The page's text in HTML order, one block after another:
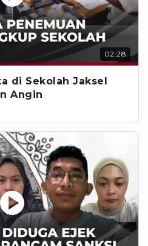
02:28
di Sekolah Jaksel
Angin